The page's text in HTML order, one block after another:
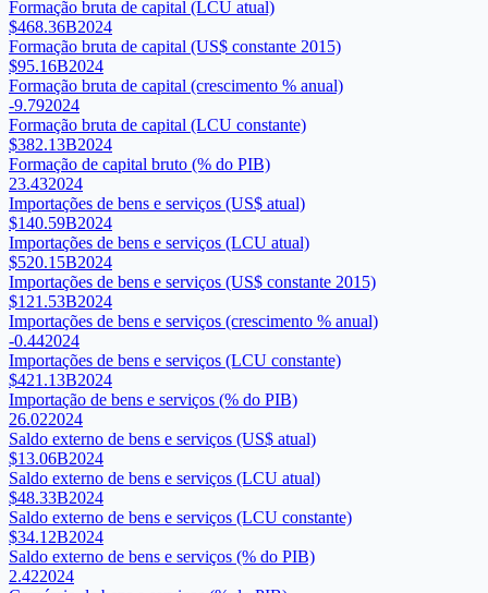
Formação bruta de capital (LCU atual)
$468.36B2024
Formação bruta de capital (US$ constante 2015)
$95.16B2024
Formação bruta de capital (crescimento % anual)
-9.792024
Formação bruta de capital (LCU constante)
$382.13B2024
Formação de capital bruto (% do PIB)
23.432024
Importações de bens e serviços (US$ atual)
$140.59B2024
Importações de bens e serviços (LCU atual)
$520.15B2024
Importações de bens e serviços (US$ constante 2015)
$121.53B2024
Importações de bens e serviços (crescimento % anual)
-0.442024
Importações de bens e serviços (LCU constante)
$421.13B2024
Importação de bens e serviços (% do PIB)
26.022024
Saldo externo de bens e serviços (US$ atual)
$13.06B2024
Saldo externo de bens e serviços (LCU atual)
$48.33B2024
Saldo externo de bens e serviços (LCU constante)
$34.12B2024
Saldo externo de bens e serviços (% do PIB)
2.422024